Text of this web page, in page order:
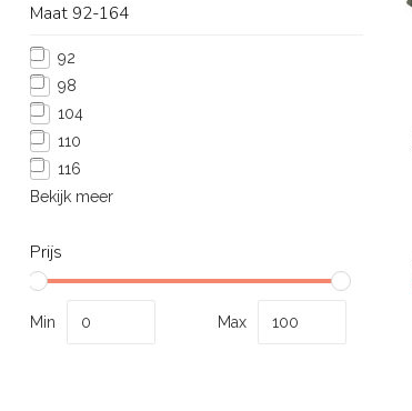
Maat 92-164
92
98
104
110
116
Bekijk meer
Prijs
Min Max